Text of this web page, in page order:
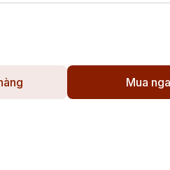
Mua